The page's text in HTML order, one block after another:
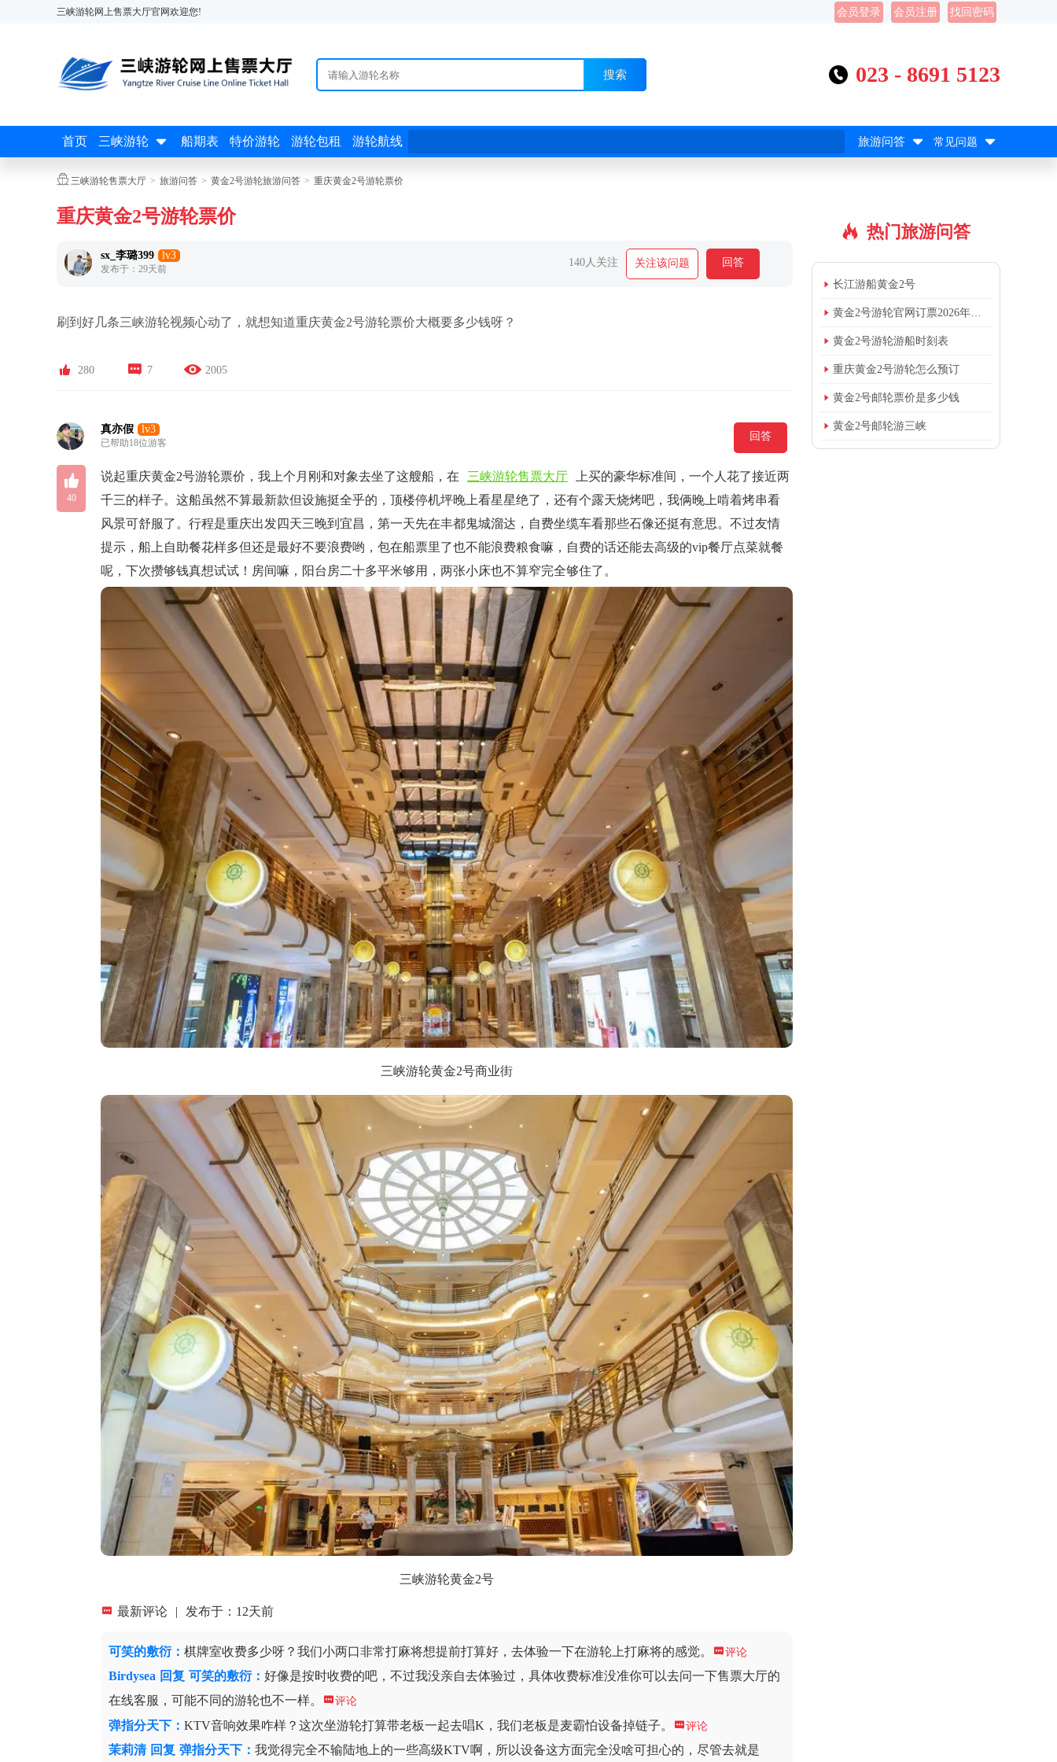
三峡游轮网上售票大厅官网欢迎您! 会员登录 会员注册 找回密码
搜索  023 - 8691 5123
首页 三峡游轮  船期表 特价游轮 游轮包租 游轮航线 旅游问答  常见问题 
三峡游轮售票大厅 > 旅游问答 > 黄金2号游轮旅游问答 > 重庆黄金2号游轮票价
重庆黄金2号游轮票价
sx_李璐399 lv3
发布于：29天前
140人关注 关注该问题 回答
刷到好几条三峡游轮视频心动了，就想知道重庆黄金2号游轮票价大概要多少钱呀？
 280  7  2005
真亦假 lv3
已帮助18位游客
回答

40
说起重庆黄金2号游轮票价，我上个月刚和对象去坐了这艘船，在 三峡游轮售票大厅
上买的豪华标准间，一个人花了接近两
千三的样子。这船虽然不算最新款但设施挺全乎的，顶楼停机坪晚上看星星绝了，还有个露天烧烤吧，我俩晚上啃着烤串看
风景可舒服了。行程是重庆出发四天三晚到宜昌，第一天先在丰都鬼城溜达，自费坐缆车看那些石像还挺有意思。不过友情
提示，船上自助餐花样多但还是最好不要浪费哟，包在船票里了也不能浪费粮食嘛，自费的话还能去高级的vip餐厅点菜就餐
呢，下次攒够钱真想试试！房间嘛，阳台房二十多平米够用，两张小床也不算窄完全够住了。
三峡游轮黄金2号商业街
三峡游轮黄金2号
 最新评论 | 发布于：12天前
可笑的敷衍：棋牌室收费多少呀？我们小两口非常打麻将想提前打算好，去体验一下在游轮上打麻将的感觉。 评论
Birdysea 回复 可笑的敷衍：好像是按时收费的吧，不过我没亲自去体验过，具体收费标准没准你可以去问一下售票大厅的
在线客服，可能不同的游轮也不一样。
评论
弹指分天下 ：KTV音响效果咋样？这次坐游轮打算带老板一起去唱K，我们老板是麦霸怕设备掉链子。 评论
茉莉清 回复 弹指分天下：我觉得完全不输陆地上的一些高级KTV啊，所以设备这方面完全没啥可担心的，尽管去就是
 热门旅游问答
 长江游船黄金2号
 黄金2号游轮官网订票2026年价格
 黄金2号游轮游船时刻表
 重庆黄金2号游轮怎么预订
 黄金2号邮轮票价是多少钱
 黄金2号邮轮游三峡